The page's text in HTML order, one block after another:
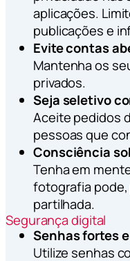
aplicações.
publicações e
Evite contas
Mantenha os
privados.
Seja seletivo
Aceite pedidos
pessoas que
Consciência
Tenha em
fotografia
partilhada.
Segurança digital
Senhas fortes
Utilize senhas